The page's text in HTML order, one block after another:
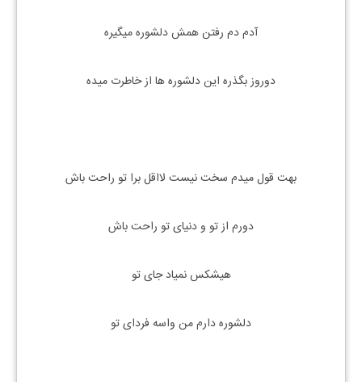
آدم دم رفتن همش دلشوره میگیره
دوروز بگذره این دلشوره ها از خاطرت میده
بهت قول میدم سخت نیست لااقل برا تو راحت باش
دورم از تو و دنیای تو راحت باش
هیشکس نمیاد جای تو
دلشوره دارم من واسه فردای تو